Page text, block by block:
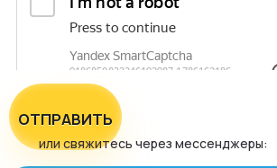
ОТПРАВИТЬ
или свяжитесь через мессенджеры: